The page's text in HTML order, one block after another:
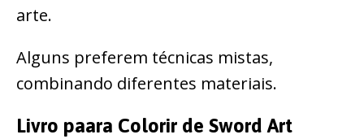
arte.
Alguns preferem técnicas mistas,
combinando diferentes materiais.
Livro paara Colorir de Sword Art